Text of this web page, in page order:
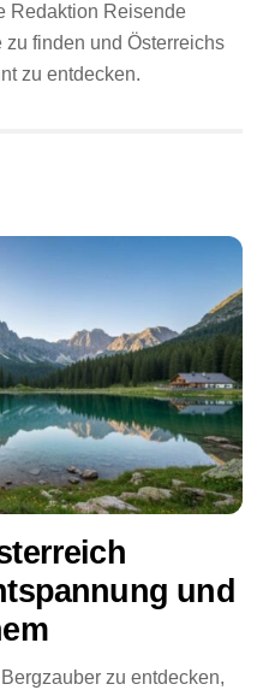
Redaktion Reisende
finden und Österreichs
zu entdecken.
und
zu entdecken,